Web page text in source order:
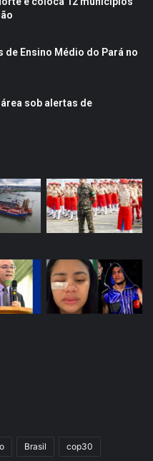
Ensino Médio do Pará no
sob alertas de
Brasil cop30